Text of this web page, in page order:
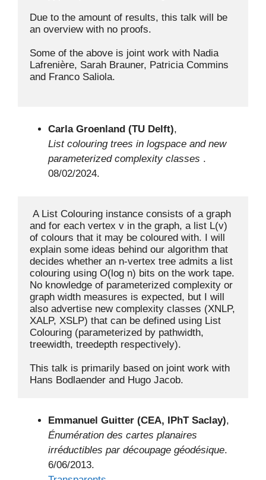
Due to the amount of results, this talk will be
an overview with no proofs.
Some of the above is joint work with Nadia
Lafrenière, Sarah Brauner, Patricia Commins
and Franco Saliola.
Carla Groenland (TU Delft),
List colouring trees in logspace and new
parameterized complexity classes .
08/02/2024.
and for each vertex v in the graph, a list L(v)
of colours that it may be coloured with. I will
explain some ideas behind our algorithm that
decides whether an n-vertex tree admits a list
colouring using O(log n) bits on the work tape.
No knowledge of parameterized complexity or
graph width measures is expected, but I will
also advertise new complexity classes (XNLP,
XALP, XSLP) that can be defined using List
Colouring (parameterized by pathwidth,
treewidth, treedepth respectively).
This talk is primarily based on joint work with
Emmanuel Guitter (CEA, IPhT Saclay),
Énumération des cartes planaires
irréductibles par découpage géodésique.
6/06/2013.